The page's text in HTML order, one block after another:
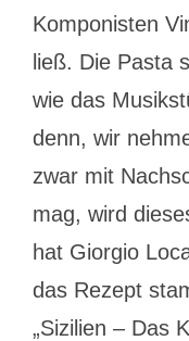
Komponisten
ließ. Die Pasta
wie das
denn, wir
zwar mit
mag, wird
hat Giorgio
das Rezept
„Sizilien – Das